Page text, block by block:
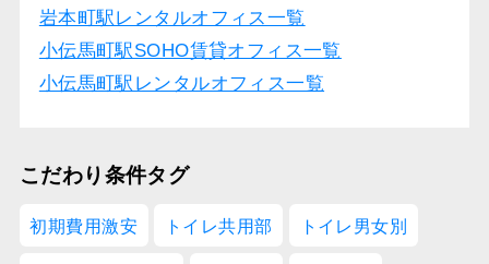
岩本町駅レンタルオフィス一覧
小伝馬町駅SOHO賃貸オフィス一覧
小伝馬町駅レンタルオフィス一覧
こだわり条件タグ
初期費用激安 トイレ共用部 トイレ男女別